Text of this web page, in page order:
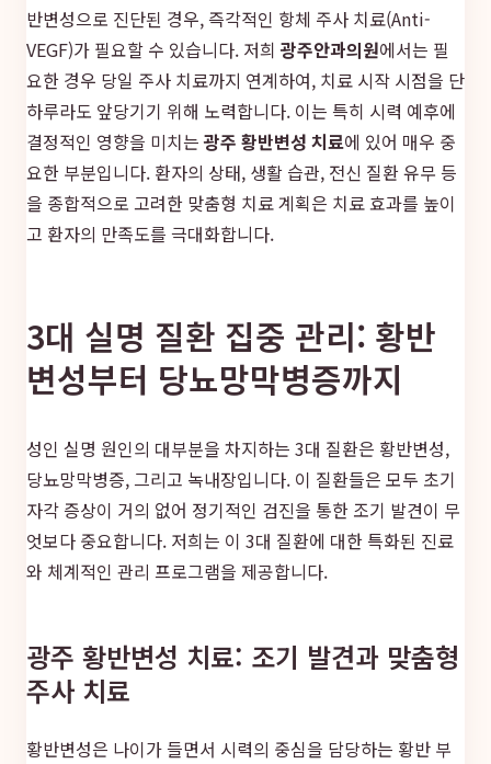
반변성으로 진단된 경우, 즉각적인 항체 주사 치료(Anti-
VEGF)가 필요할 수 있습니다. 저희광주안과의원에서는 필
요한 경우 당일 주사 치료까지 연계하여, 치료 시작 시점을 단
하루라도 앞당기기 위해 노력합니다. 이는 특히 시력 예후에
결정적인 영향을 미치는광주 황반변성 치료에 있어 매우 중
요한 부분입니다. 환자의 상태, 생활 습관, 전신 질환 유무 등
을 종합적으로 고려한 맞춤형 치료 계획은 치료 효과를 높이
고 환자의 만족도를 극대화합니다.
3대 실명 질환 집중 관리: 황반
변성부터 당뇨망막병증까지
성인 실명 원인의 대부분을 차지하는 3대 질환은 황반변성,
당뇨망막병증, 그리고 녹내장입니다. 이 질환들은 모두 초기
자각 증상이 거의 없어 정기적인 검진을 통한 조기 발견이 무
엇보다 중요합니다. 저희는 이 3대 질환에 대한 특화된 진료
와 체계적인 관리 프로그램을 제공합니다.
광주 황반변성 치료: 조기 발견과 맞춤형
주사 치료
황반변성은 나이가 들면서 시력의 중심을 담당하는 황반 부